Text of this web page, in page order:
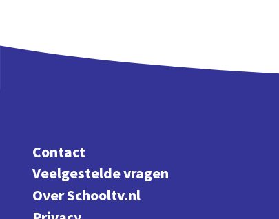
Contact
Veelgestelde vragen
Over Schooltv.nl